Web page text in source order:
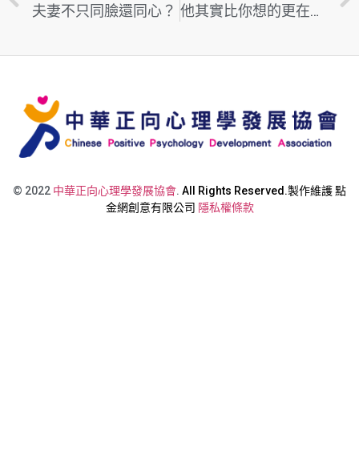
夫妻不只同臉還同心？ 他其實比你想的更在乎你
© 2022 中華正向心理學發展協會. All Rights Reserved.製作維護點
金網創意有限公司 隱私權條款